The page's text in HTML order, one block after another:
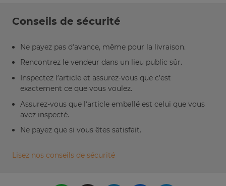
Conseils de sécurité
Ne payez pas d’avance, même pour la livraison.
Rencontrez le vendeur dans un lieu public sûr.
Inspectez l’article et assurez-vous que c’est
exactement ce que vous voulez.
Assurez-vous que l’article emballé est celui que vous
avez inspecté.
Ne payez que si vous êtes satisfait.
Lisez nos conseils de sécurité